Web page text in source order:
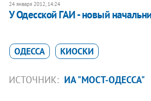
24 января 2012, 14:24
У Одесской ГАИ - новый
ОДЕССА КИОСКИ
ИСТОЧНИК: ИА "МОСТ-ОДЕССА"